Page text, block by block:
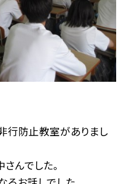
行防止教室がありまし
んでした。